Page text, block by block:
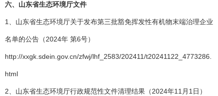
六、 山东省生态环境厅文件
1、山东省生态环境厅关于发布第三批豁免挥发性有机物末端治理企业
名单的公告（2024年 第6号）
http://xxgk.sdein.gov.cn/zfwj/lhf_2583/202411/t20241122_4773286.
html
2、山东省生态环境厅行政规范性文件清理结果（2024年11月1日）